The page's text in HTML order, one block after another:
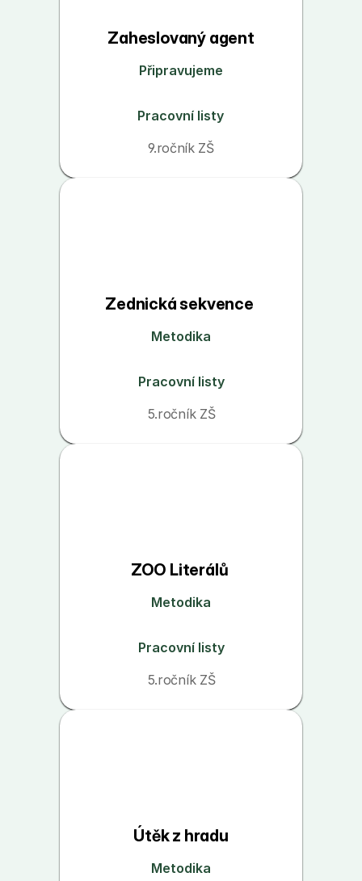
Zaheslovaný agent
Připravujeme
Pracovní listy
9.ročník ZŠ
Zednická sekvence
Metodika
Pracovní listy
5.ročník ZŠ
ZOO Literálů
Metodika
Pracovní listy
5.ročník ZŠ
Útěk z hradu
Metodika